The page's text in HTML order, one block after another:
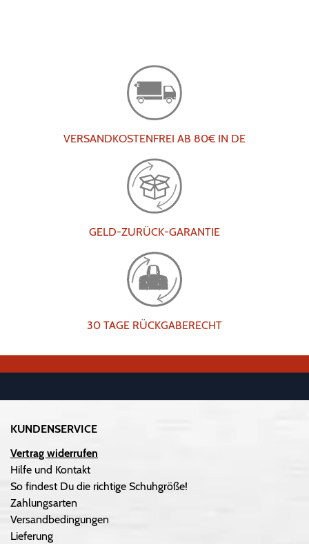
VERSANDKOSTENFREI AB 80€ IN DE
GELD-ZURÜCK-GARANTIE
30 TAGE RÜCKGABERECHT
KUNDENSERVICE
Vertrag widerrufen
Hilfe und Kontakt
So findest Du die richtige Schuhgröße!
Zahlungsarten
Versandbedingungen
Lieferung